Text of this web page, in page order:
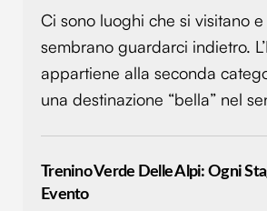
Ci sono luoghi che si visitano
sembrano guardarci indietro.
appartiene alla seconda
una destinazione “bella” nel
Trenino Verde Delle Alpi: Ogni
Evento